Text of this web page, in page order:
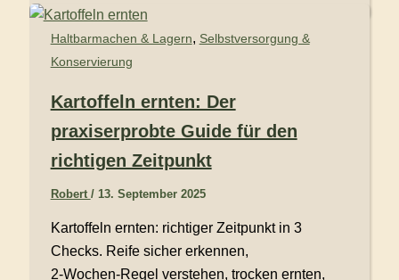
Haltbarmachen & Lagern, Selbstversorgung &
Konservierung
Kartoffeln ernten: Der
praxiserprobte Guide für den
richtigen Zeitpunkt
Robert / 13. September 2025
Kartoffeln ernten: richtiger Zeitpunkt in 3
Checks. Reife sicher erkennen,
2‑Wochen‑Regel verstehen, trocken ernten,